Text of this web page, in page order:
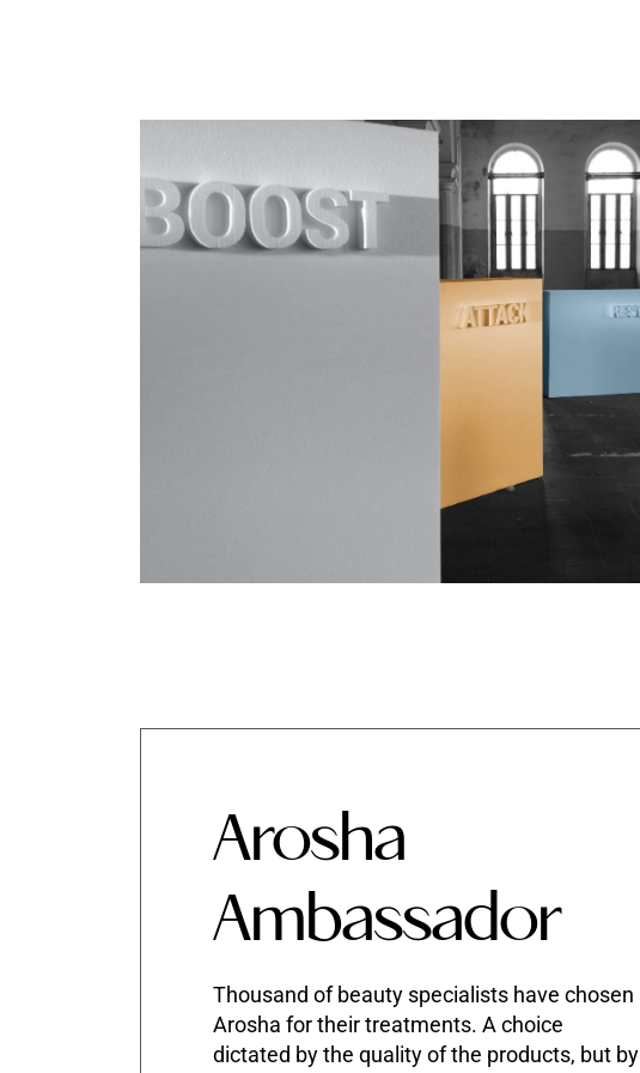
Arosha
Ambassador
Thousand of beauty specialists have chosen
Arosha for their treatments. A choice
dictated by the quality of the products, but by